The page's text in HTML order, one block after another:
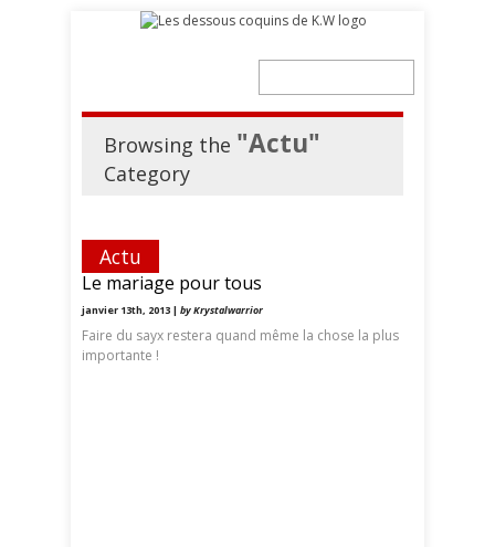
Browsing the "Actu"
Category
Actu
Le mariage pour tous
janvier 13th, 2013 | by Krystalwarrior
Faire du sayx restera quand même la chose la plus
importante !